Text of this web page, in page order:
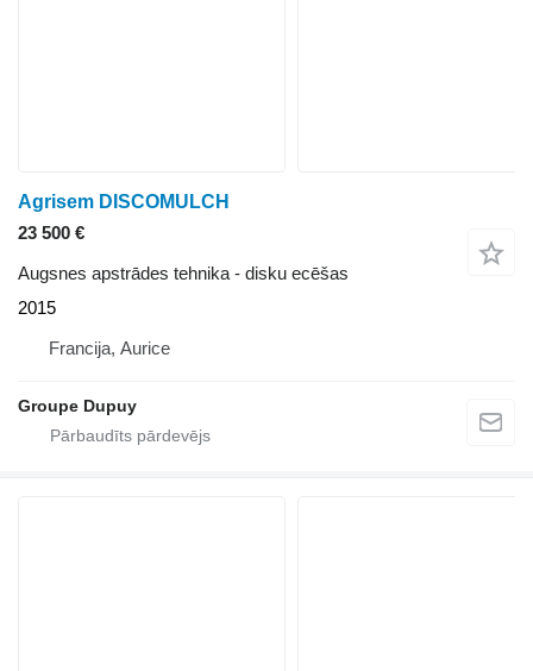
Agrisem DISCOMULCH
23 500 €
Augsnes apstrādes tehnika - disku ecēšas
2015
Francija, Aurice
Groupe Dupuy